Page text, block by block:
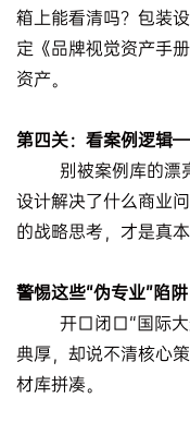
箱上能看清吗？包装
定《品牌视觉资产手
资产。
第四关：看案例逻辑
别被案例库的漂亮
设计解决了什么商业
的战略思考，才是真本
警惕这些“伪专业”陷阱
开口闭口“国际大
典厚，却说不清核心
材库拼凑。